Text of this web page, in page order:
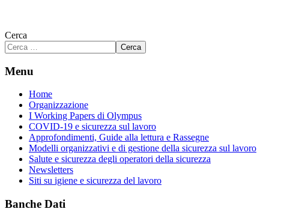
Cerca
Cerca
Menu
Home
Organizzazione
I Working Papers di Olympus
COVID-19 e sicurezza sul lavoro
Approfondimenti, Guide alla lettura e Rassegne
Modelli organizzativi e di gestione della sicurezza sul lavoro
Salute e sicurezza degli operatori della sicurezza
Newsletters
Siti su igiene e sicurezza del lavoro
Banche Dati